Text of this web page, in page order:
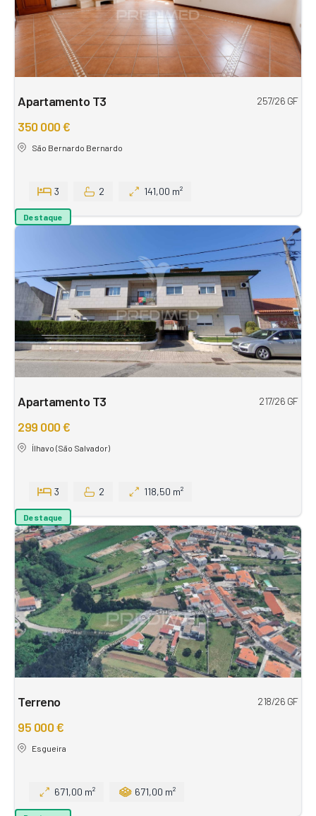
Apartamento T3 257/26 GF
350 000 €
São Bernardo Bernardo
3 2 141,00 m²
Destaque
Apartamento T3 217/26 GF
299 000 €
Ílhavo (São Salvador)
3 2 118,50 m²
Destaque
Terreno 218/26 GF
95 000 €
Esgueira
671,00 m² 671,00 m²